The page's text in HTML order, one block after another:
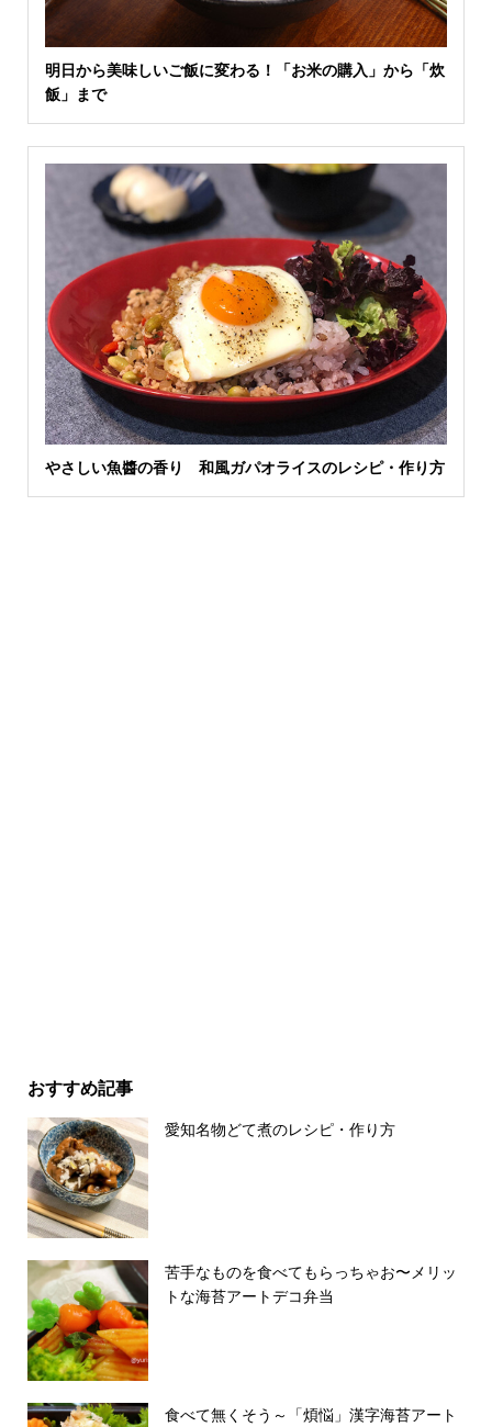
明日から美味しいご飯に変わる！「お米の購入」から「炊
飯」まで
やさしい魚醬の香り 和風ガパオライスのレシピ・作り方
おすすめ記事
愛知名物どて煮のレシピ・作り方
苦手なものを食べてもらっちゃお〜メリッ
トな海苔アートデコ弁当
食べて無くそう～「煩悩」漢字海苔アート